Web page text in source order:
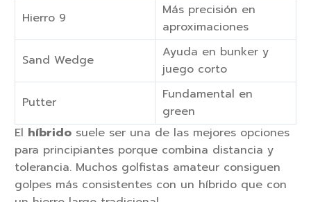
Hierro 9
Más precisión en
aproximaciones
Sand Wedge
Ayuda en bunker y
juego corto
Putter
Fundamental en
green
El híbrido suele ser una de las mejores opciones
para principiantes porque combina distancia y
tolerancia. Muchos golfistas amateur consiguen
golpes más consistentes con un híbrido que con